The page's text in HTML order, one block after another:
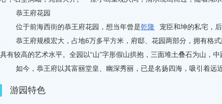
恭王府花园
位于前海西街的恭王府花园，想当年曾是乾隆
宠臣和坤的私宅，
恭王府规模宏大，占地6万多平方米，府邸、花园两部分，拥有格
具有较高的艺术水平。全园以“山”字形假山拱抱，三面堆土叠石为山，
如今，恭王府以其富丽堂皇、幽深秀丽，已是名扬四海，吸引着远
游园特色